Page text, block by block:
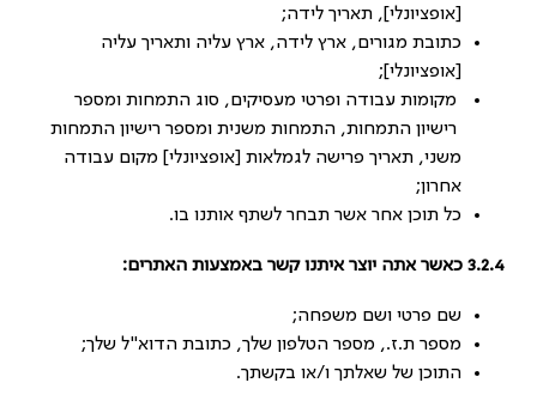
[אופציונלי], תאריך לידה;
כתובת מגורים, ארץ לידה, ארץ עליה ותאריך עליה
[אופציונלי];
מקומות עבודה ופרטי מעסיקים, סוג התמחות ומספר
רישיון התמחות, התמחות משנית ומספר רישיון התמחות
משני, תאריך פרישה לגמלאות [אופציונלי] מקום עבודה
אחרון;
כל תוכן אחר אשר תבחר לשתף אותנו בו.
3.2.4 כאשר אתה יוצר איתנו קשר באמצעות האתרים:
שם פרטי ושם משפחה;
מספר ת.ז., מספר הטלפון שלך, כתובת הדוא"ל שלך;
התוכן של שאלתך ו/או בקשתך.